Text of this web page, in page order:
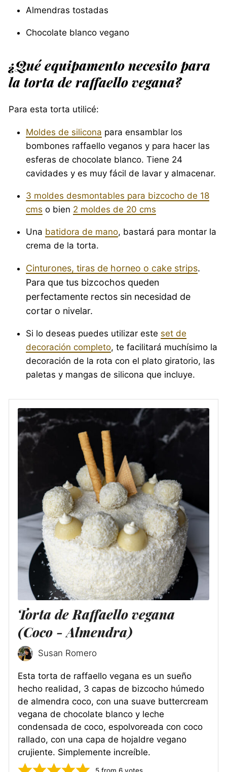
Almendras tostadas
Chocolate blanco vegano
¿Qué equipamento necesito para
la torta de raffaello vegana?
Para esta torta utilicé:
Moldes de silicona para ensamblar los
bombones raffaello veganos y para hacer las
esferas de chocolate blanco. Tiene 24
cavidades y es muy fácil de lavar y almacenar.
3 moldes desmontables para bizcocho de 18
cms o bien 2 moldes de 20 cms
Una batidora de mano, bastará para montar la
crema de la torta.
Cinturones, tiras de horneo o cake strips.
Para que tus bizcochos queden
perfectamente rectos sin necesidad de
cortar o nivelar.
Si lo deseas puedes utilizar este set de
decoración completo, te facilitará muchísimo la
decoración de la rota con el plato giratorio, las
paletas y mangas de silicona que incluye.
Torta de Raffaello vegana
(Coco - Almendra)
Susan Romero
Esta torta de raffaello vegana es un sueño
hecho realidad, 3 capas de bizcocho húmedo
de almendra coco, con una suave buttercream
vegana de chocolate blanco y leche
condensada de coco, espolvoreada con coco
rallado, con una capa de hojaldre vegano
crujiente. Simplemente increíble.
5from 6votes